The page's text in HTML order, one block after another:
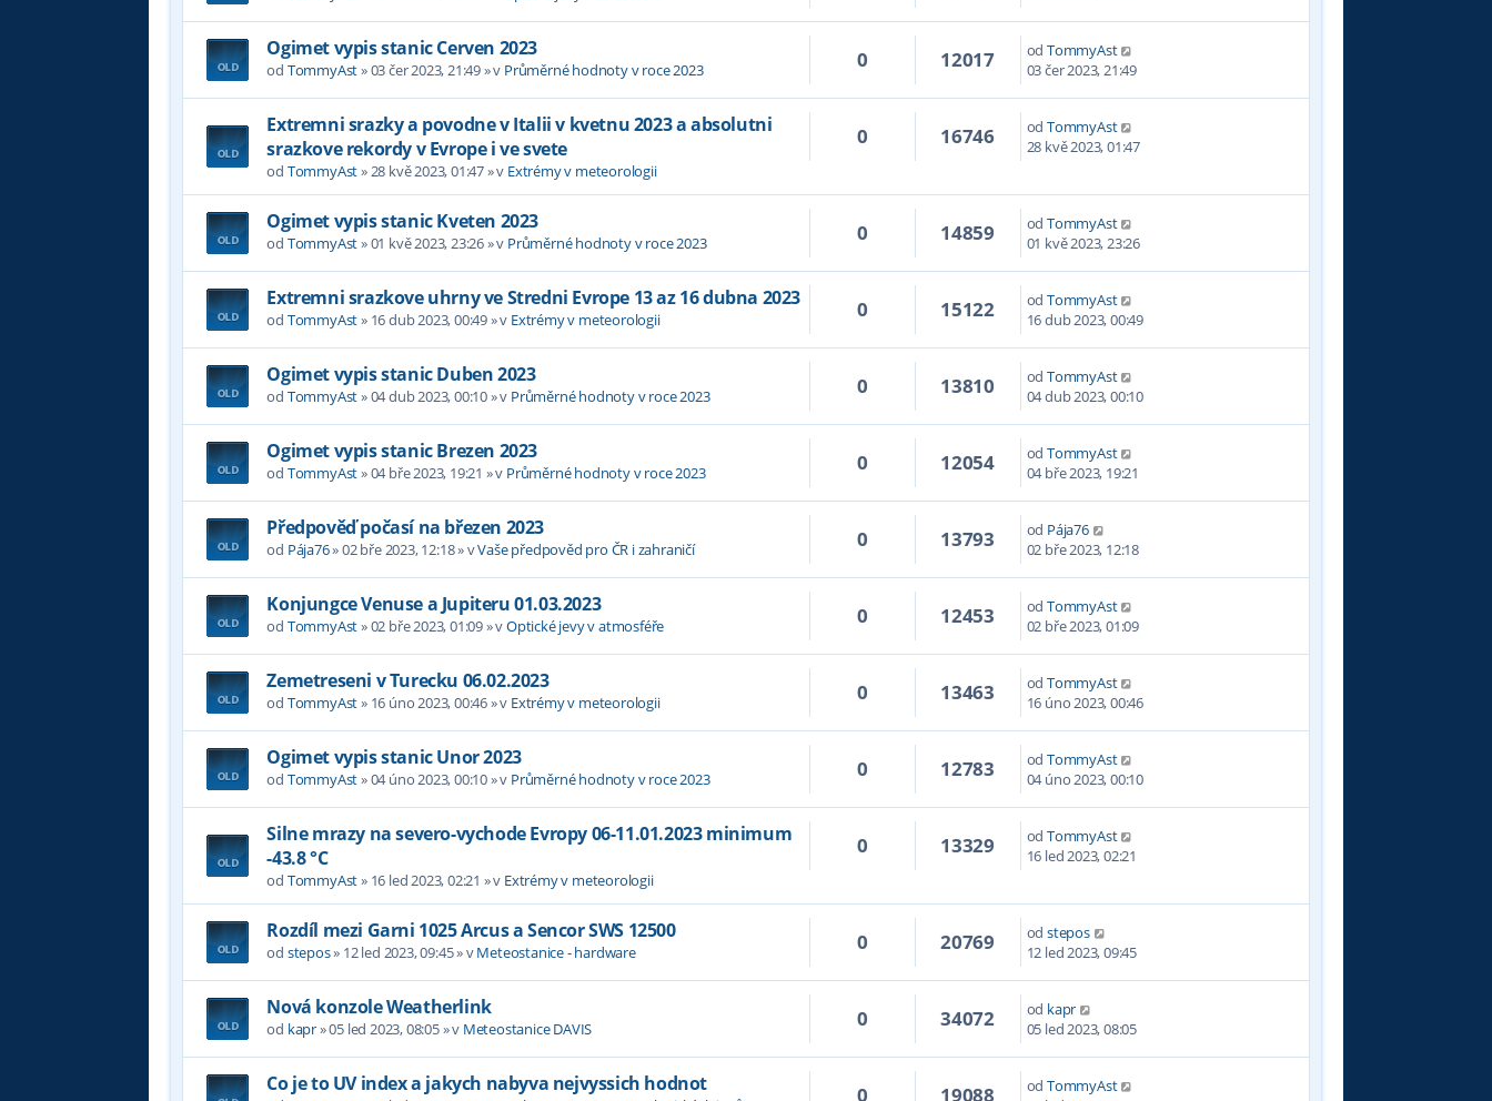
Ogimet vypis stanic Cerven 2023
od TommyAst»03 čer 2023, 21:49» v Průměrné hodnoty v roce 2023 0 12017 od TommyAst
03 čer 2023, 21:49
Extremni srazky a povodne v Italii v kvetnu 2023 a absolutni
srazkove rekordy v Evrope i ve svete
od TommyAst»28 kvě 2023, 01:47» v Extrémy v meteorologii
0 16746 od TommyAst
28 kvě 2023, 01:47
Ogimet vypis stanic Kveten 2023
od TommyAst»01 kvě 2023, 23:26» v Průměrné hodnoty v roce 2023 0 14859 od TommyAst
01 kvě 2023, 23:26
Extremni srazkove uhrny ve Stredni Evrope 13 az 16 dubna 2023
od TommyAst» 16 dub 2023, 00:49» v Extrémy v meteorologii 0 15122 od TommyAst
16 dub 2023, 00:49
Ogimet vypis stanic Duben 2023
od TommyAst»04 dub 2023, 00:10» v Průměrné hodnoty v roce 2023 0 13810 od TommyAst
04 dub 2023, 00:10
Ogimet vypis stanic Brezen 2023
od TommyAst»04 bře 2023, 19:21 » v Průměrné hodnoty v roce 2023 0 12054 od TommyAst
04 bře 2023, 19:21
Předpověď počasí na březen 2023
od Pája76»02 bře 2023, 12:18» vVaše předpověd pro ČR i zahraničí 0 13793 od Pája76
02 bře 2023, 12:18
Konjungce Venuse a Jupiteru 01.03.2023
od TommyAst»02 bře 2023, 01:09» vOptické jevy v atmosféře 0 12453 od TommyAst
02 bře 2023, 01:09
Zemetreseni v Turecku 06.02.2023
od TommyAst» 16 úno 2023, 00:46» v Extrémy v meteorologii 0 13463 od TommyAst
16 úno 2023, 00:46
Ogimet vypis stanic Unor 2023
od TommyAst»04 úno 2023, 00:10» v Průměrné hodnoty v roce 2023 0 12783 od TommyAst
04 úno 2023, 00:10
Silne mrazy na severo-vychode Evropy 06-11.01.2023 minimum
-43.8 °C
od TommyAst» 16 led 2023, 02:21 » v Extrémy v meteorologii
0 13329 od TommyAst
16 led 2023, 02:21
Rozdíl mezi Garni 1025 Arcus a Sencor SWS 12500
od stepos» 12 led 2023, 09:45» vMeteostanice - hardware 0 20769 od stepos
12 led 2023, 09:45
Nová konzole Weatherlink
od kapr»05 led 2023, 08:05» v Meteostanice DAVIS 0 34072 od kapr
05 led 2023, 08:05
Co je to UV index a jakych nabyva nejvyssich hodnot 0 19088 od TommyAst